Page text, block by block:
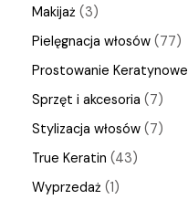
Makijaż 3
Pielęgnacja włosów 77
Prostowanie Keratynowe
Sprzęt i akcesoria 7
Stylizacja włosów 7
True Keratin 43
Wyprzedaż 1